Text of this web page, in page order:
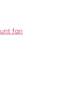
fan